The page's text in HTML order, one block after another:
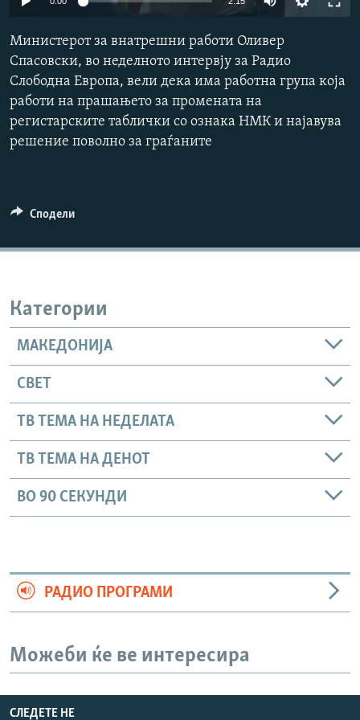
Auto 360p 480p
480p
Министерот за внатрешни работи Оливер
Спасовски, во неделното интервју за Радио
Слободна Европа, вели дека има работна група која
работи на прашањето за промената на
регистарските таблички со ознака НМК и најавува
решение поволно за граѓаните
Сподели
Категории
МАКЕДОНИЈА
СВЕТ
ТВ ТЕМА НА НЕДЕЛАТА
ТВ ТЕМА НА ДЕНОТ
ВО 90 СЕКУНДИ
РАДИО ПРОГРАМИ
Можеби ќе ве интересира
СЛЕДЕТЕ НЕ